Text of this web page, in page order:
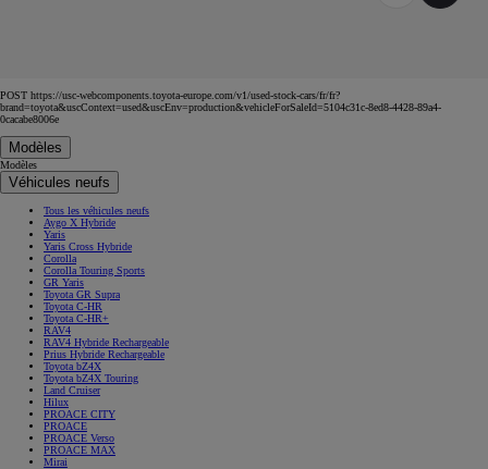
POST https://usc-webcomponents.toyota-europe.com/v1/used-stock-cars/fr/fr?
brand=toyota&uscContext=used&uscEnv=production&vehicleForSaleId=5104c31c-8ed8-4428-89a4-
0cacabe8006e
Modèles
Modèles
Véhicules neufs
Tous les véhicules neufs
Aygo X Hybride
Yaris
Yaris Cross Hybride
Corolla
Corolla Touring Sports
GR Yaris
Toyota GR Supra
Toyota C-HR
Toyota C-HR+
RAV4
RAV4 Hybride Rechargeable
Prius Hybride Rechargeable
Toyota bZ4X
Toyota bZ4X Touring
Land Cruiser
Hilux
PROACE CITY
PROACE
PROACE Verso
PROACE MAX
Mirai